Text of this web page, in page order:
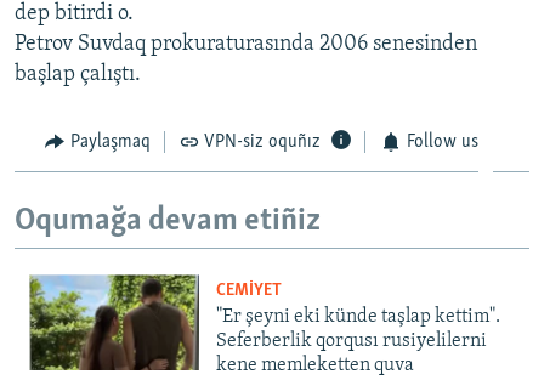
Русский
Українською
QOŞULIÑIZ!
RFE/RS bütün saytları
dep bitirdi o.
Petrov Suvdaq prokuraturasında 2006 senesinden
başlap çalıştı.
Paylaşmaq VPN-siz oquñız Follow us
Oqumağa devam etiñiz
CEMİYET
"Er şeyni eki künde taşlap kettim".
Seferberlik qorqusı rusiyelilerni
kene memleketten quva